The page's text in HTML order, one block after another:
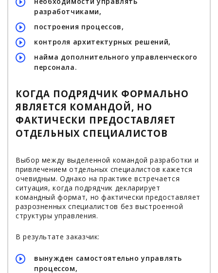
разработчиками,
построения процессов,
контроля архитектурных решений,
найма дополнительного управленческого
персонала.
КОГДА ПОДРЯДЧИК ФОРМАЛЬНО
ЯВЛЯЕТСЯ КОМАНДОЙ, НО
ФАКТИЧЕСКИ ПРЕДОСТАВЛЯЕТ
ОТДЕЛЬНЫХ СПЕЦИАЛИСТОВ
Выбор между выделенной командой разработки и
привлечением отдельных специалистов кажется
очевидным. Однако на практике встречается
ситуация, когда подрядчик декларирует
командный формат, но фактически предоставляет
разрозненных специалистов без выстроенной
структуры управления.
В результате заказчик:
вынужден самостоятельно управлять
процессом,